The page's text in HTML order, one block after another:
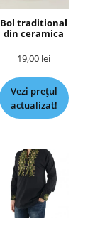
Bol traditional
din ceramica
19,00 lei
Vezi prețul
actualizat!